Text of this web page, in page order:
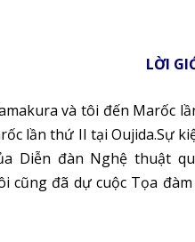
LỜI
và tôi đến Marốc
lần thứ II tại Oujida.Sự
Diễn đàn Nghệ thuật
cũng đã dự cuộc Tọa